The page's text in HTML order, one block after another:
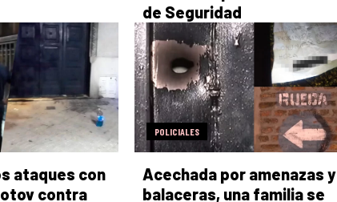
de Seguridad
ataques con
contra
POLICIALES
Acechada por amenazas y
balaceras, una familia se